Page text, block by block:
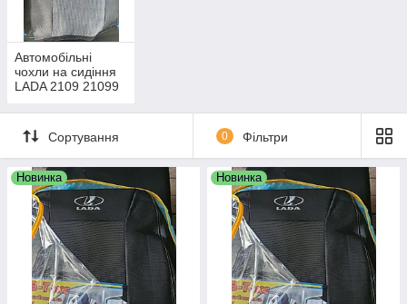
Автомобільні
чохли на сидіння
LADA 2109 21099
Сортування 0 Фільтри
Новинка Новинка